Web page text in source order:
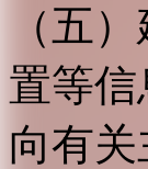
（五
置等
向有关